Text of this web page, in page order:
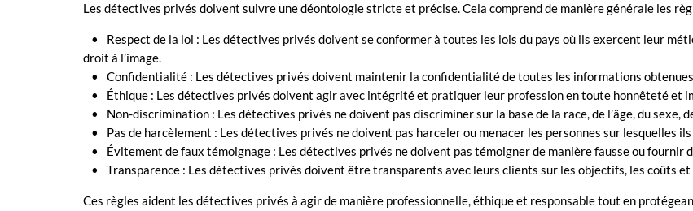
Les détectives privés doivent suivre une déontologie stricte et précise. Cela comprend de manière générale les
Respect de la loi : Les détectives privés doivent se conformer à toutes les lois du pays où ils exercent leur
droit à l’image.
Confidentialité : Les détectives privés doivent maintenir la confidentialité de toutes les informations
Éthique : Les détectives privés doivent agir avec intégrité et pratiquer leur profession en toute honnêteté et
Non-discrimination : Les détectives privés ne doivent pas discriminer sur la base de la race, de l’âge, du sexe,
Pas de harcèlement : Les détectives privés ne doivent pas harceler ou menacer les personnes sur lesquelles
Évitement de faux témoignage : Les détectives privés ne doivent pas témoigner de manière fausse ou fournir
Transparence : Les détectives privés doivent être transparents avec leurs clients sur les objectifs, les coûts
Ces règles aident les détectives privés à agir de manière professionnelle, éthique et responsable tout en